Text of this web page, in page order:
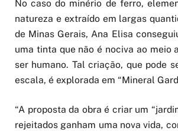
No caso do minério de ferro,
natureza e extraído em largas
de Minas Gerais, Ana Elisa
uma tinta que não é nociva ao meio
ser humano. Tal criação, que pode
escala, é explorada em “Mineral
“A proposta da obra é criar um
rejeitados ganham uma nova vida,